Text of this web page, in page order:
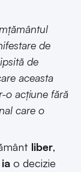
de
de
aceasta
o acțiune fără
care o
liber,
ia o decizie